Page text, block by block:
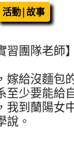
活動|故事
習團隊老師】
嫁給沒麵包
至少要能給
我到蘭陽女
說。